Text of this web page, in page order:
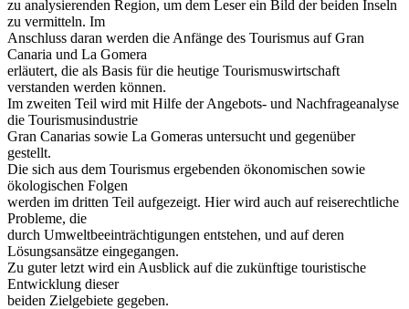
zu analysierenden Region, um dem Leser ein Bild der beiden Inseln
zu vermitteln. Im
Anschluss daran werden die Anfänge des Tourismus auf Gran
Canaria und La Gomera
erläutert, die als Basis für die heutige Tourismuswirtschaft
verstanden werden können.
Im zweiten Teil wird mit Hilfe der Angebots- und Nachfrageanalyse
die Tourismusindustrie
Gran Canarias sowie La Gomeras untersucht und gegenüber
gestellt.
Die sich aus dem Tourismus ergebenden ökonomischen sowie
ökologischen Folgen
werden im dritten Teil aufgezeigt. Hier wird auch auf reiserechtliche
Probleme, die
durch Umweltbeeinträchtigungen entstehen, und auf deren
Lösungsansätze eingegangen.
Zu guter letzt wird ein Ausblick auf die zukünftige touristische
Entwicklung dieser
beiden Zielgebiete gegeben.